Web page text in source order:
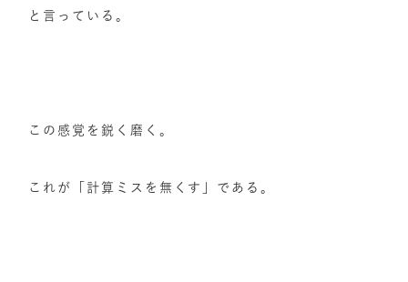
と言っている。
この感覚を鋭く磨く。
これが「計算ミスを無くす」である。